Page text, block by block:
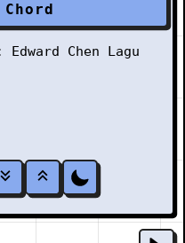
Edward Chen
Lagu